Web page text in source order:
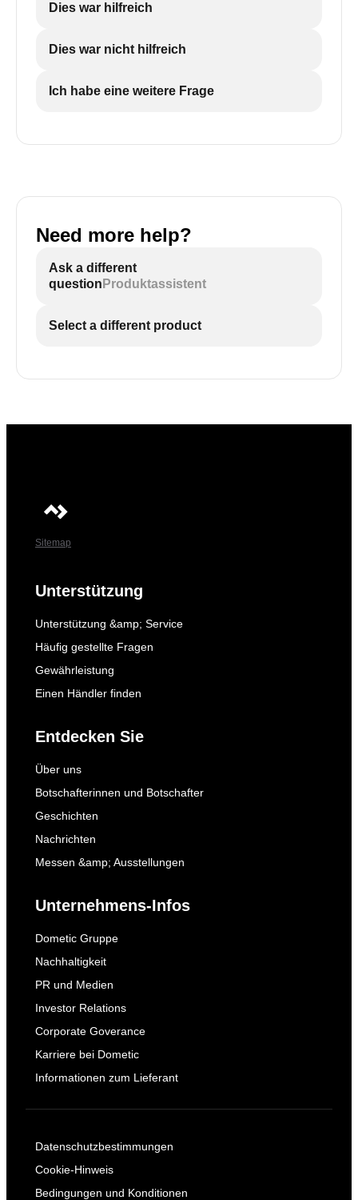
Dies war hilfreich
Dies war nicht hilfreich
Ich habe eine weitere Frage
Need more help?
Ask a different
question Produktassistent
Select a different product
Sitemap
Unterstützung
Unterstützung &amp; Service
Häufig gestellte Fragen
Gewährleistung
Einen Händler finden
Entdecken Sie
Über uns
Botschafterinnen und Botschafter
Geschichten
Nachrichten
Messen &amp; Ausstellungen
Unternehmens-Infos
Dometic Gruppe
Nachhaltigkeit
PR und Medien
Investor Relations
Corporate Goverance
Karriere bei Dometic
Informationen zum Lieferant
Datenschutzbestimmungen
Cookie-Hinweis
Bedingungen und Konditionen